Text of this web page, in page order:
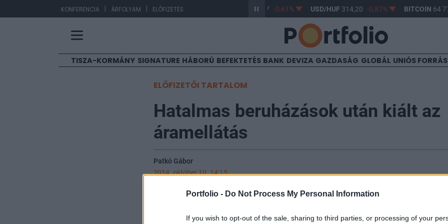
Portfolio - Do Not Process My Personal Information
If you wish to opt-out of the sale, sharing to third parties, or processing of your
KONFERENCIA | ÁRFOLYAM | ELŐFIZETÉS 363,17 -0,61% USD/HUF314,20 -0,87% BITCOIN64
TISZA-KORMÁNY SIGNATURE HÁBORÚ BEFEKTETÉS BANK DEVIZA GAZDASÁG GLOBÁL UNIÓS
ELŐFIZETŐI TARTALOM
Hatalmas beruházások után kiált az
áramellátás
Patkó Gábor
2014. október 10. 14:15
Jelentős átalakuláson megy keresztül a hálózati szolgáltatás, amelynek